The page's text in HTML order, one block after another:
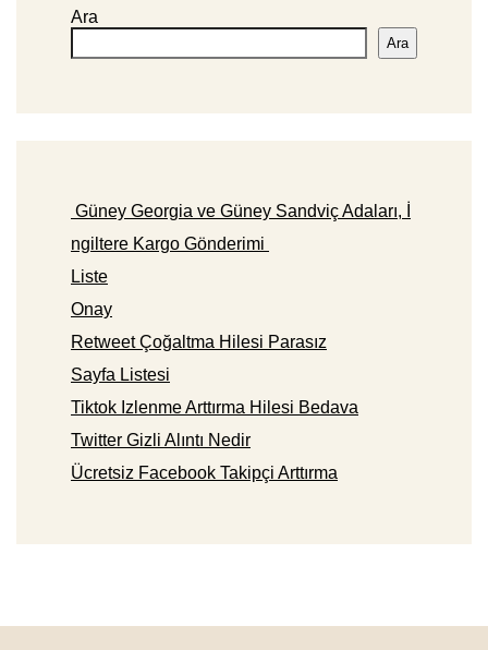
Ara
Ara
Güney Georgia ve Güney Sandviç Adaları, İ
ngiltere Kargo Gönderimi
Liste
Onay
Retweet Çoğaltma Hilesi Parasız
Sayfa Listesi
Tiktok Izlenme Arttırma Hilesi Bedava
Twitter Gizli Alıntı Nedir
Ücretsiz Facebook Takipçi Arttırma